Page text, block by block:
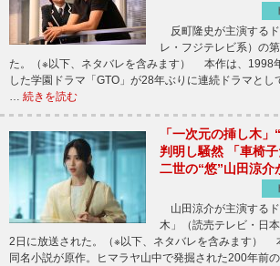
反町隆史が主演する
レ・フジテレビ系）の
た。（※以下、ネタバレを含みます） 本作は、1998
した学園ドラマ「GTO」が28年ぶりに連続ドラマとし
… 続きを読む
「一次元の挿し木
判明し騒然 「車椅
二世の“悠”山田涼介
山田涼介が主演する
木」（読売テレビ・日
2日に放送された。（※以下、ネタバレを含みます）
同名小説が原作。ヒマラヤ山中で発掘された200年前